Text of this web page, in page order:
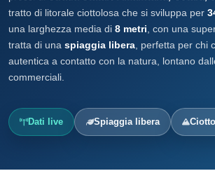
tratto di litorale ciottolosa che si sviluppa per
una larghezza media di 8 metri , con una
tratta di una spiaggia libera , perfetta per chi
autentica a contatto con la natura, lontano
commerciali.
Dati live Spiaggia libera